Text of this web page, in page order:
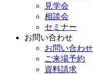
見学会
相談会
セミナー
お問い合わせ
お問い合わせ
ご来場予約
資料請求